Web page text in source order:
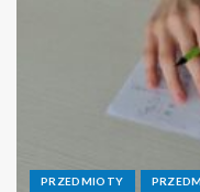
PRZEDMIOTY